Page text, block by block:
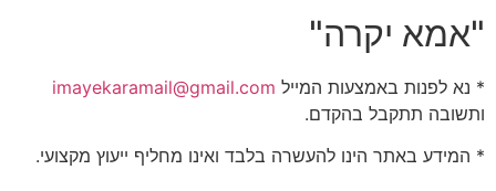
"אמא יקרה"
* נא לפנות באמצעות המייל imayekaramail@gmail.com
ותשובה תתקבל בהקדם.
* המידע באתר הינו להעשרה בלבד ואינו מחליף ייעוץ מקצועי.